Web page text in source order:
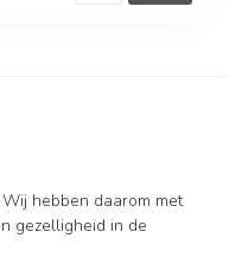
hebben daarom met
gezelligheid in de